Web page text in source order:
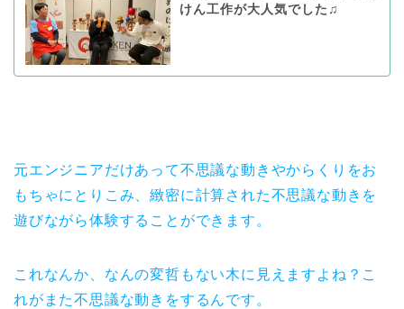
けん工作が大人気でした♫
元エンジニアだけあって不思議な動きやからくりをお
もちゃにとりこみ、緻密に計算された不思議な動きを
遊びながら体験することができます。
これなんか、なんの変哲もない木に見えますよね？こ
れがまた不思議な動きをするんです。